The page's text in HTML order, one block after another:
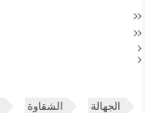
الجهالة الشقاوة